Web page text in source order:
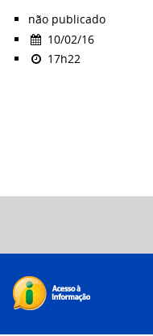
não publicado
10/02/16
17h22